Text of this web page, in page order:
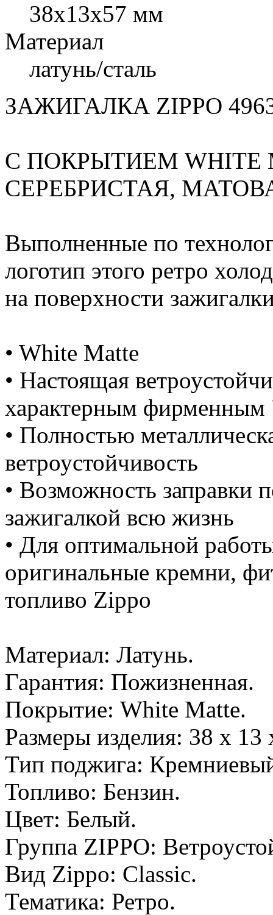
38x13x57 мм
Материал
латунь/сталь
ЗАЖИГАЛКА ZIPPO
С ПОКРЫТИЕМ WHITE
СЕРЕБРИСТАЯ,
Выполненные по
логотип этого ретро
на поверхности
• White Matte
• Настоящая
характерным
• Полностью
ветроустойчивость
• Возможность заправки
зажигалкой всю жизнь
• Для оптимальной
оригинальные кремни,
топливо Zippo
Материал: Латунь.
Гарантия: Пожизненная.
Покрытие: White Matte.
Размеры изделия: 38 x
Тип поджига:
Топливо: Бензин.
Цвет: Белый.
Группа ZIPPO:
Вид Zippo: Classic.
Тематика: Ретро.